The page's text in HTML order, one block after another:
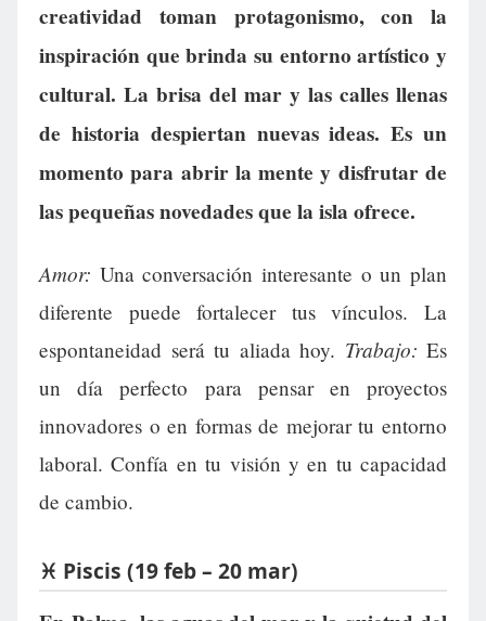
creatividad toman protagonismo, con la
inspiración que brinda su entorno artístico y
cultural. La brisa del mar y las calles llenas
de historia despiertan nuevas ideas. Es un
momento para abrir la mente y disfrutar de
las pequeñas novedades que la isla ofrece.
Amor: Una conversación interesante o un plan
diferente puede fortalecer tus vínculos. La
espontaneidad será tu aliada hoy. Trabajo: Es
un día perfecto para pensar en proyectos
innovadores o en formas de mejorar tu entorno
laboral. Confía en tu visión y en tu capacidad
de cambio.
♓ Piscis (19 feb – 20 mar)